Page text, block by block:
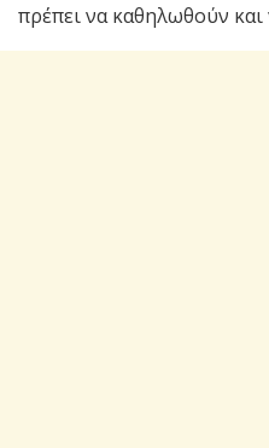
πρέπει να καθηλωθούν